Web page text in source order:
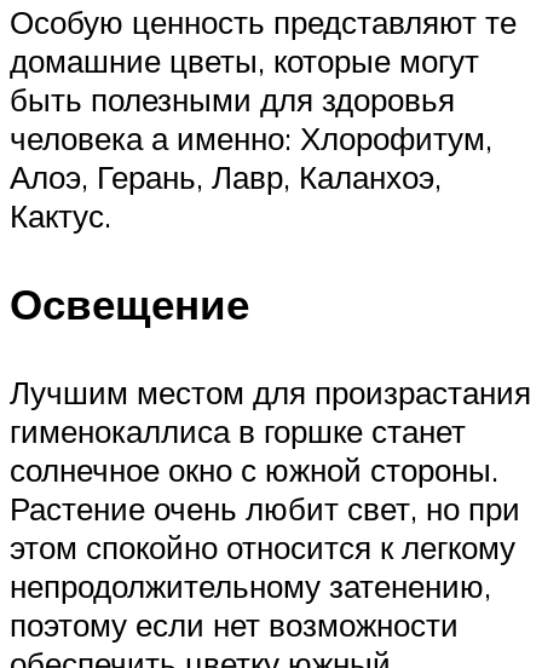
Особую ценность представляют те
домашние цветы, которые могут
быть полезными для здоровья
человека а именно: Хлорофитум,
Алоэ, Герань, Лавр, Каланхоэ,
Кактус.
Освещение
Лучшим местом для произрастания
гименокаллиса в горшке станет
солнечное окно с южной стороны.
Растение очень любит свет, но при
этом спокойно относится к легкому
непродолжительному затенению,
поэтому если нет возможности